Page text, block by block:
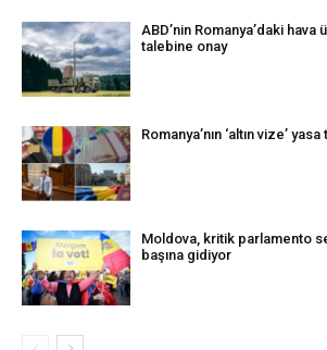
ABD’nin Romanya’daki hava
talebine onay
Romanya’nın ‘altın vize’
Moldova, kritik parlamento
başına gidiyor